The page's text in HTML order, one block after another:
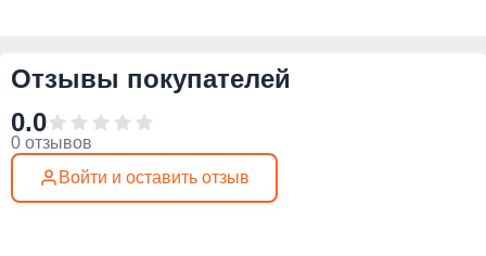
Отзывы покупателей
0.0
0 отзывов
Войти и оставить отзыв